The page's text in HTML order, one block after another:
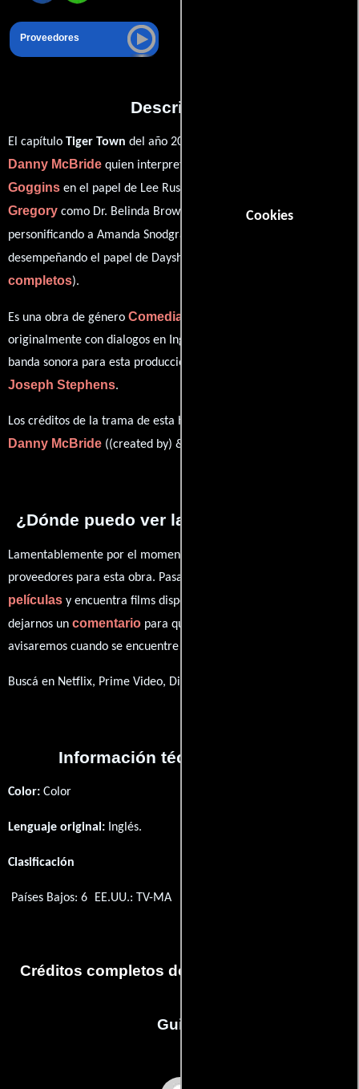
Cookies
Proveedores
Descripción
El capítulo Tiger Town del año 2017, está protagonizada por
Danny McBride quien interpreta a Neal Gamby,
Goggins en el papel de Lee Russell,
Gregory como Dr. Belinda Brown, Georgia King
personificando a Amanda Snodgrass y
desempeñando el papel de Dayshawn (
completos).
Es una obra de género Comedia
originalmente con dialogos en Inglés
banda sonora para esta producción ha sido compuesta por
Joseph Stephens.
Los créditos de la trama de esta historia están divididos entre
Danny McBride ((created by) &) y
¿Dónde puedo ver la series Tiger Town?
Lamentablemente por el momento no contamos con enlaces a
proveedores para esta obra. Pasa por nuestro catálogo de
películas y encuentra films disponibles. También puedes
dejarnos un comentario para que le demos prioridad y te
avisaremos cuando se encuentre disponible
Buscá en Netflix, Prime Video, Disney+
Información técnica y general
Color: Color
Lenguaje original: Inglés.
Clasificación
Países Bajos: 6 EE.UU.: TV-MA
Créditos completos del capítulo Tiger Town
Guión